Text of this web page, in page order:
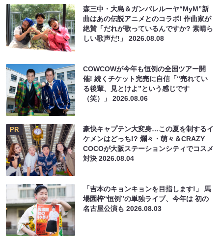
森三中・大島＆ガンバレルーヤ“MyM”新
曲はあの伝説アニメとのコラボ! 作曲家が
絶賛「だれが歌っているんですか? 素晴ら
しい歌声だ!」2026.08.08
COWCOWが今年も恒例の全国ツアー開
催! 続くチケット完売に自信「“売れてい
る後輩、見とけよ”という感じです
（笑）」2026.08.06
PR
豪快キャプテン大変身…この夏を制するイ
ケメンはどっち!? 爛々・萌々＆CRAZY
COCOが大阪ステーションシティでコスメ
対決2026.08.04
「吉本のキョンキョンを目指します!」 馬
場園梓“恒例”の単独ライブ、今年は 初の
名古屋公演も2026.08.03